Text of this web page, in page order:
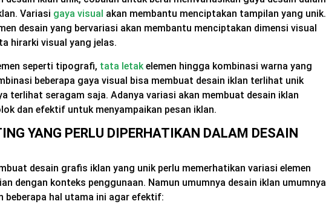
Variasi gaya visual akan membantu menciptakan tampilan yang unik.
desain yang bervariasi akan membantu menciptakan dimensi visual
hirarki visual yang jelas.
seperti tipografi, tata letakelemen hingga kombinasi warna yang
beberapa gaya visual bisa membuat desain iklan terlihat unik
terlihat seragam saja. Adanya variasi akan membuat desain iklan
dan efektif untuk menyampaikan pesan iklan.
YANG PERLU DIPERHATIKAN DALAM DESAIN
desain grafis iklan yang unik perlu memerhatikan variasi elemen
dengan konteks penggunaan. Namun umumnya desain iklan umumnya
beberapa hal utama ini agar efektif: